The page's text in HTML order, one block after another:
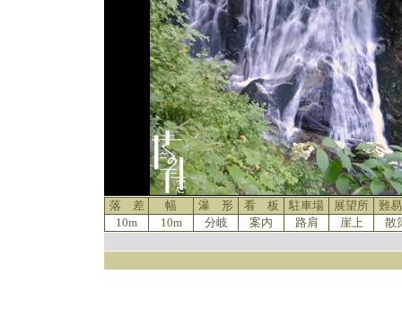
落 差 幅 瀑 形 看 板 駐車場 展望所
難
10m
10m 分岐 案内 路肩 崖上 散